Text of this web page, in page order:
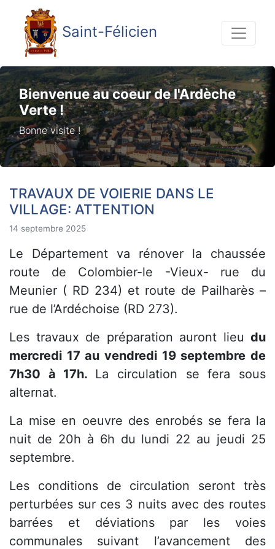
Saint-Félicien
Bienvenue au coeur de l'Ardèche
Verte !
Bonne visite !
TRAVAUX DE VOIERIE DANS LE
VILLAGE: ATTENTION
14 septembre 2025
Le Département va rénover la chaussée
route de Colombier-le -Vieux- rue du
Meunier ( RD 234) et route de Pailharès –
rue de l’Ardéchoise (RD 273).
Les travaux de préparation auront lieu du
mercredi 17 au vendredi 19 septembre de
7h30 à 17h. La circulation se fera sous
alternat.
La mise en oeuvre des enrobés se fera la
nuit de 20h à 6h du lundi 22 au jeudi 25
septembre.
Les conditions de circulation seront très
perturbées sur ces 3 nuits avec des routes
barrées et déviations par les voies
communales suivant l’avancement des